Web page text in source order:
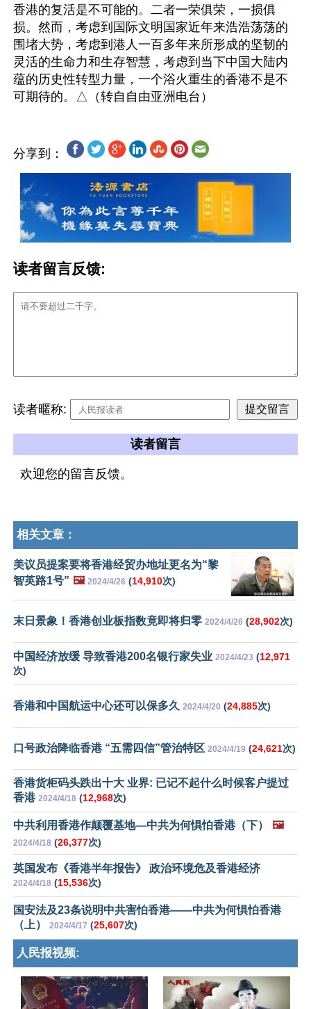
香港的复活是不可能的。二者一荣俱荣，一损俱
损。然而，考虑到国际文明国家近年来浩浩荡荡的
围堵大势，考虑到港人一百多年来所形成的坚韧的
灵活的生命力和生存智慧，考虑到当下中国大陆内
蕴的历史性转型力量，一个浴火重生的香港不是不
分享到：
读者留言反馈:
读者暱称:
读者留言
欢迎您的留言反馈。
相关文章：
美议员提案要将香港经贸办地址更名为“黎
智英路1号” 🖼️ 2024/4/26 (14,910次)
末日景象！香港创业板指数竟即将归零 2024/4/26 (28,902次)
中国经济放缓 导致香港200名银行家失业 2024/4/23 (12,971
次)
香港和中国航运中心还可以保多久 2024/4/20 (24,885次)
口号政治降临香港 “五需四信”管治特区 2024/4/19 (24,621次)
香港货柜码头跌出十大 业界: 已记不起什么时候客户提过
香港 2024/4/18 (12,968次)
中共利用香港作颠覆基地—中共为何惧怕香港（下） 🖼️
2024/4/18 (26,377次)
英国发布《香港半年报告》 政治环境危及香港经济
2024/4/18 (15,536次)
国安法及23条说明中共害怕香港——中共为何惧怕香港
（上）
2024/4/17 (25,607次)
人民报视频: